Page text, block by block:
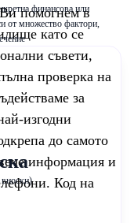
помогнем в
като се
съвети,
проверка на
за
изгодни
до самото
информация и
Код на
финансова или
от множество фактори,